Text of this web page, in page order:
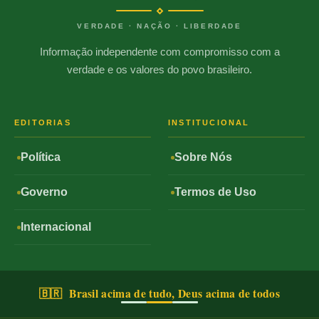
VERDADE · NAÇÃO · LIBERDADE
Informação independente com compromisso com a
verdade e os valores do povo brasileiro.
EDITORIAS
Política
Governo
Internacional
INSTITUCIONAL
Sobre Nós
Termos de Uso
🇧🇷 Brasil acima de tudo, Deus acima de todos